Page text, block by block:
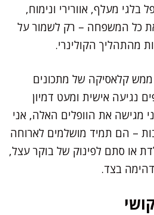
בלגי מעלף, אוורירי ונימוח,
כל המשפחה – רק לשמור על
מהתהליך הקולינרי.
ממש קלאסיקה של מתכונים
נגיעה אישית ומעט דמיון
מגישה את הוופלים האלה, אני
– הם תמיד מושלמים לארוחה
או סתם לפינוק של בוקר עצל,
בצד.